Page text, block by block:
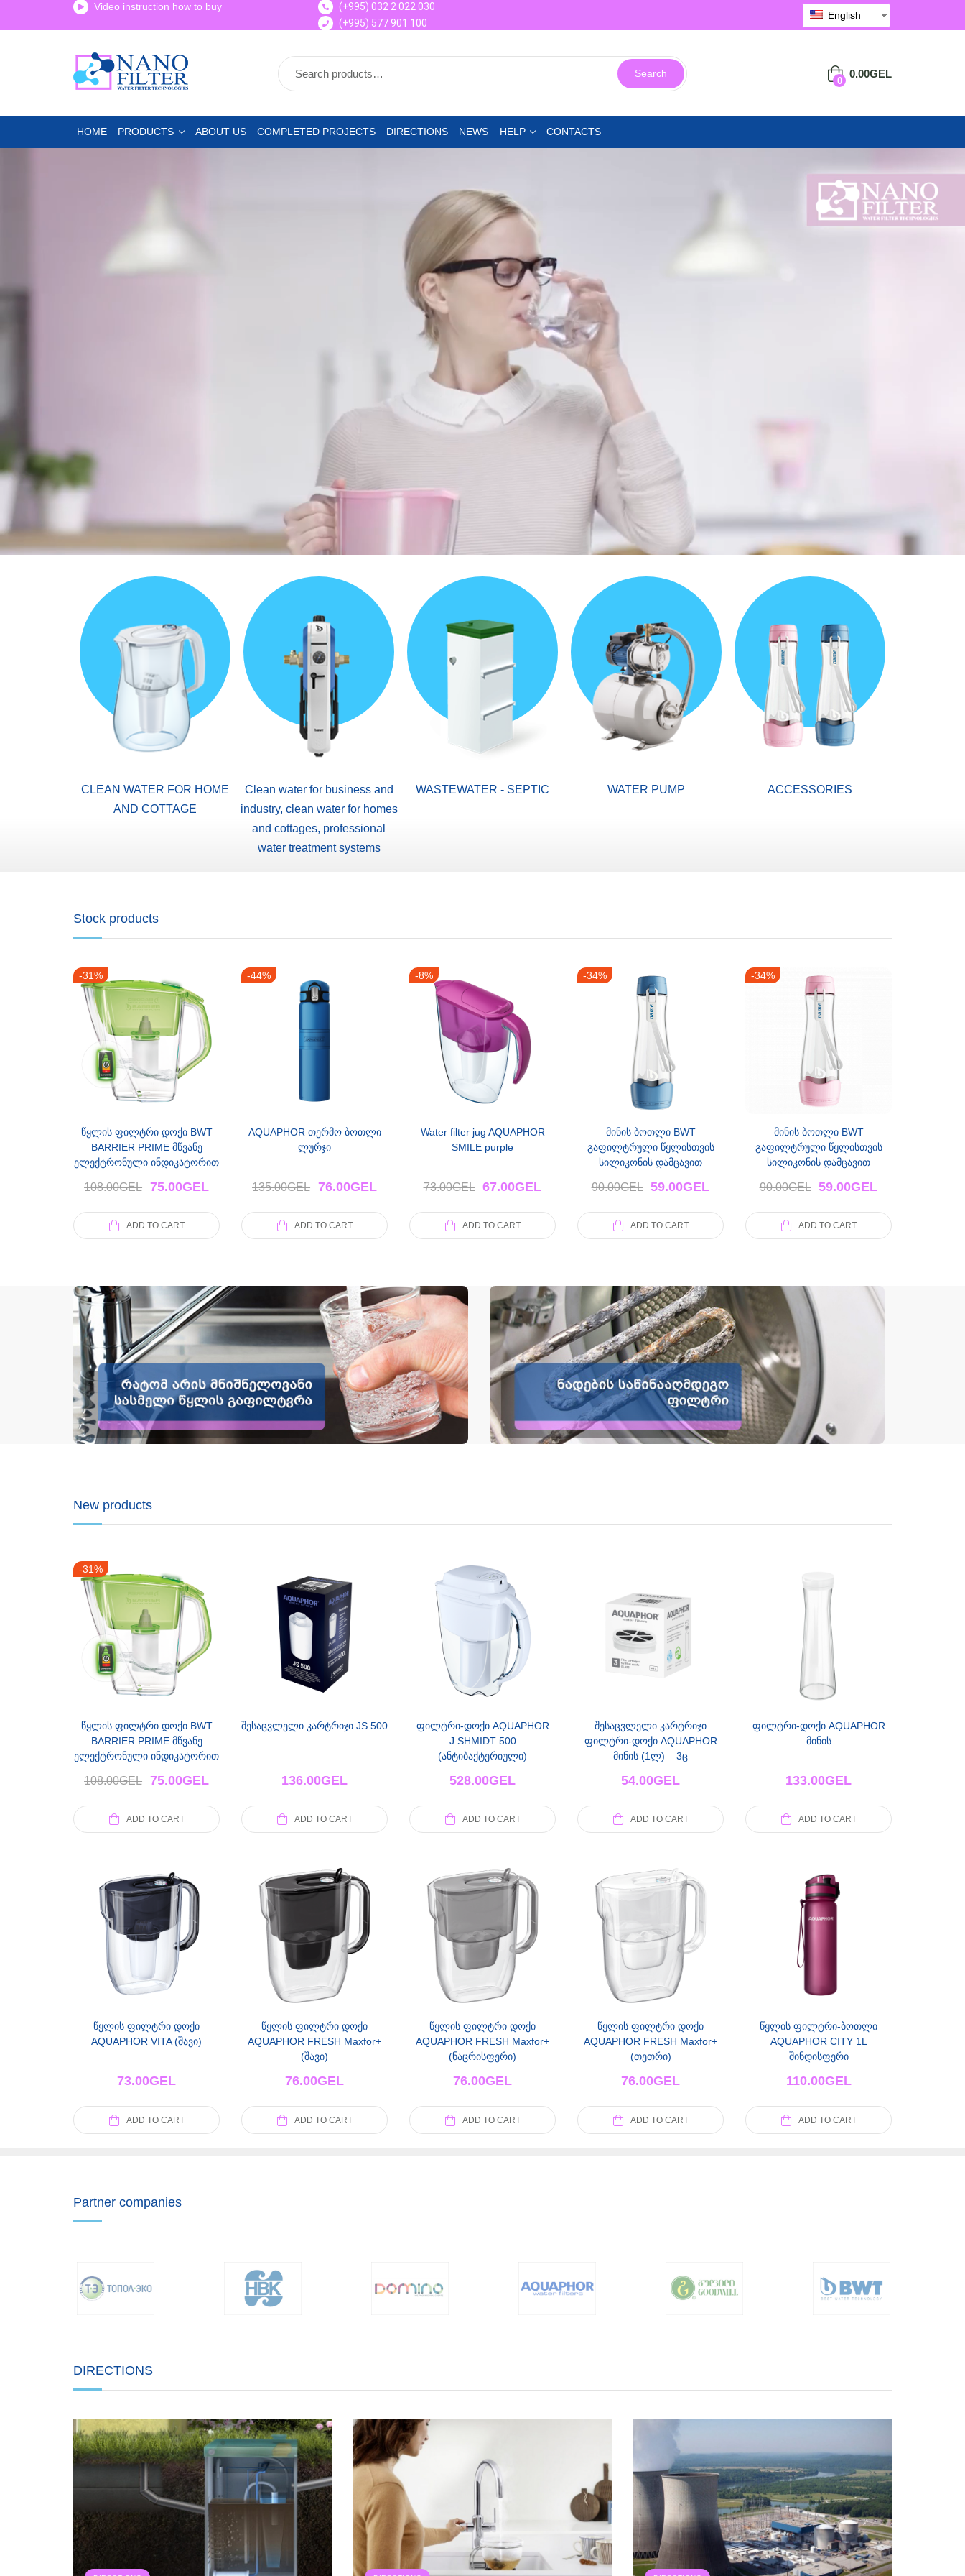
Video instruction how to buy
(+995) 032 2 022 030
(+995) 577 901 100
English
Search
0
0.00GEL
HOME PRODUCTS ABOUT US COMPLETED PROJECTS DIRECTIONS NEWS HELP CONTACTS
CLEAN WATER FOR HOME
AND COTTAGE
Clean water for business and
industry, clean water for homes
and cottages, professional
water treatment systems
WASTEWATER - SEPTIC WATER PUMP ACCESSORIES
Stock products
-31%
წყლის ფილტრი დოქი BWT
BARRIER PRIME მწვანე
ელექტრონული ინდიკატორით
108.00GEL 75.00GEL
ADD TO CART
-44%
AQUAPHOR თერმო ბოთლი
ლურჯი
135.00GEL 76.00GEL
ADD TO CART
-8%
Water filter jug AQUAPHOR
SMILE purple
73.00GEL 67.00GEL
ADD TO CART
-34%
მინის ბოთლი BWT
გაფილტრული წყლისთვის
სილიკონის დამცავით
90.00GEL 59.00GEL
ADD TO CART
-34%
მინის ბოთლი BWT
გაფილტრული წყლისთვის
სილიკონის დამცავით
90.00GEL 59.00GEL
ADD TO CART
New products
-31%
წყლის ფილტრი დოქი BWT
BARRIER PRIME მწვანე
ელექტრონული ინდიკატორით
108.00GEL 75.00GEL
ADD TO CART
შესაცვლელი კარტრიჯი JS 500
136.00GEL
ADD TO CART
ფილტრი-დოქი AQUAPHOR
J.SHMIDT 500
(ანტიბაქტერიული)
528.00GEL
ADD TO CART
შესაცვლელი კარტრიჯი
ფილტრი-დოქი AQUAPHOR
მინის (1ლ) – 3ც
54.00GEL
ADD TO CART
ფილტრი-დოქი AQUAPHOR
მინის
133.00GEL
ADD TO CART
წყლის ფილტრი დოქი
AQUAPHOR VITA (შავი)
73.00GEL
ADD TO CART
წყლის ფილტრი დოქი
AQUAPHOR FRESH Maxfor+
(შავი)
76.00GEL
ADD TO CART
წყლის ფილტრი დოქი
AQUAPHOR FRESH Maxfor+
(ნაცრისფერი)
76.00GEL
ADD TO CART
წყლის ფილტრი დოქი
AQUAPHOR FRESH Maxfor+
(თეთრი)
76.00GEL
ADD TO CART
წყლის ფილტრი-ბოთლი
AQUAPHOR CITY 1L
შინდისფერი
110.00GEL
ADD TO CART
Partner companies
DIRECTIONS